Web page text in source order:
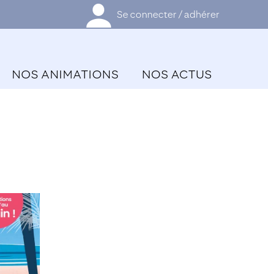
Se connecter / adhérer
NOS ANIMATIONS NOS ACTUS